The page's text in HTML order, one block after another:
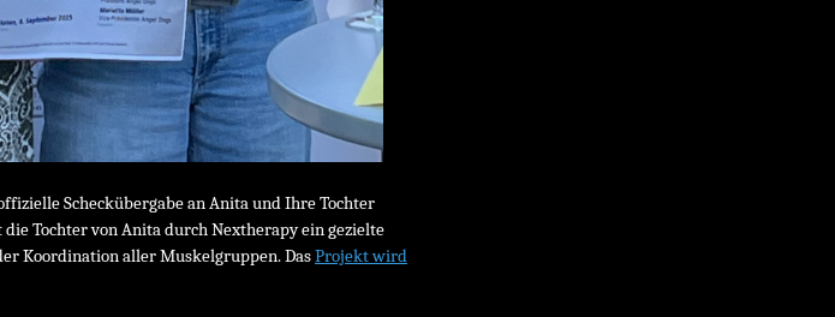
Scheckübergabe an Anita und Ihre Tochter
Tochter von Anita durch Nextherapy ein gezielte
Koordination aller Muskelgruppen. DasProjekt wird